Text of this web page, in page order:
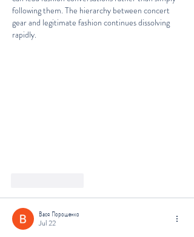
following them. The hierarchy between concert
gear and legitimate fashion continues dissolving
rapidly.
Вася Порошенко
Jul 22